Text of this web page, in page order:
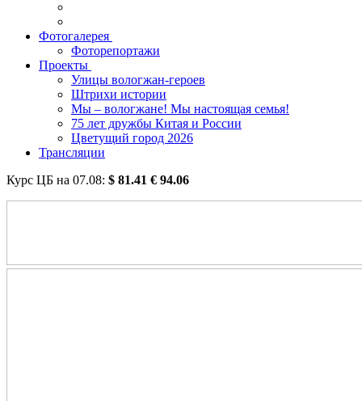
Фотогалерея
Фоторепортажи
Проекты
Улицы вологжан-героев
Штрихи истории
Мы – вологжане! Мы настоящая семья!
75 лет дружбы Китая и России
Цветущий город 2026
Трансляции
Курс ЦБ на 07.08: $ 81.41 € 94.06